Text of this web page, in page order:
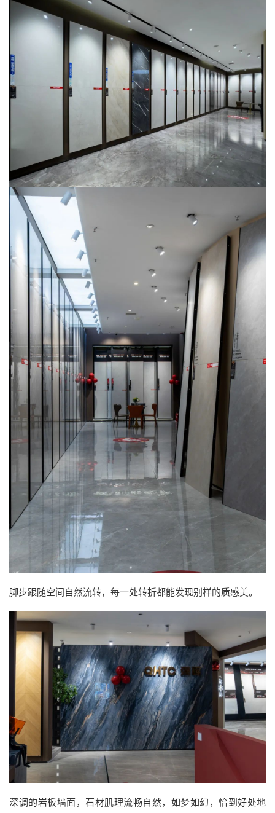
脚步跟随空间自然流转，每一处转折都能发现别样的质感美。
深调的岩板墙面，石材肌理流畅自然，如梦如幻，恰到好处地